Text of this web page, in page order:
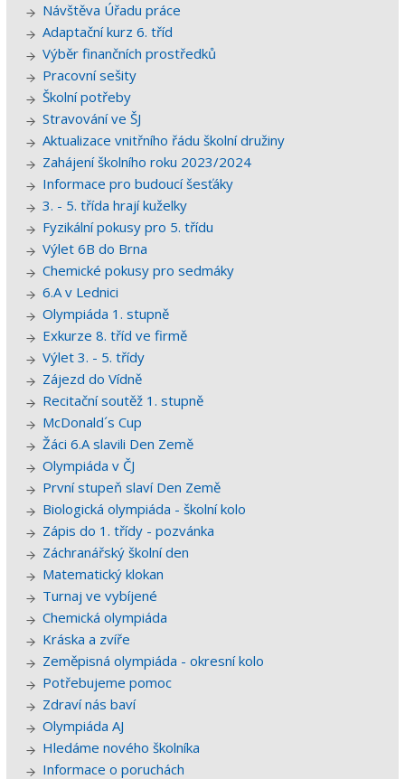
Návštěva Úřadu práce
Adaptační kurz 6. tříd
Výběr finančních prostředků
Pracovní sešity
Školní potřeby
Stravování ve ŠJ
Aktualizace vnitřního řádu školní družiny
Zahájení školního roku 2023/2024
Informace pro budoucí šesťáky
3. - 5. třída hrají kuželky
Fyzikální pokusy pro 5. třídu
Výlet 6B do Brna
Chemické pokusy pro sedmáky
6.A v Lednici
Olympiáda 1. stupně
Exkurze 8. tříd ve firmě
Výlet 3. - 5. třídy
Zájezd do Vídně
Recitační soutěž 1. stupně
McDonald´s Cup
Žáci 6.A slavili Den Země
Olympiáda v ČJ
První stupeň slaví Den Země
Biologická olympiáda - školní kolo
Zápis do 1. třídy - pozvánka
Záchranářský školní den
Matematický klokan
Turnaj ve vybíjené
Chemická olympiáda
Kráska a zvíře
Zeměpisná olympiáda - okresní kolo
Potřebujeme pomoc
Zdraví nás baví
Olympiáda AJ
Hledáme nového školníka
Informace o poruchách